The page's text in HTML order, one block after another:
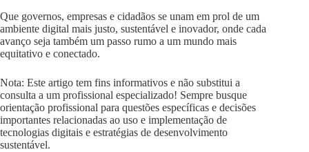
Que governos, empresas e cidadãos se unam em prol de um
ambiente digital mais justo, sustentável e inovador, onde cada
avanço seja também um passo rumo a um mundo mais
equitativo e conectado.
Nota: Este artigo tem fins informativos e não substitui a
consulta a um profissional especializado! Sempre busque
orientação profissional para questões específicas e decisões
importantes relacionadas ao uso e implementação de
tecnologias digitais e estratégias de desenvolvimento
sustentável.